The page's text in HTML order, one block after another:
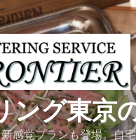
ング東京
感覚プランも登場。自